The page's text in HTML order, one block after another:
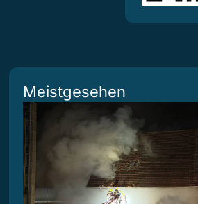
Meistgesehen